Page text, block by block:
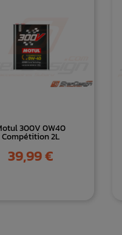
300V 0W40
Compétition 2L
Prix
39,99 €